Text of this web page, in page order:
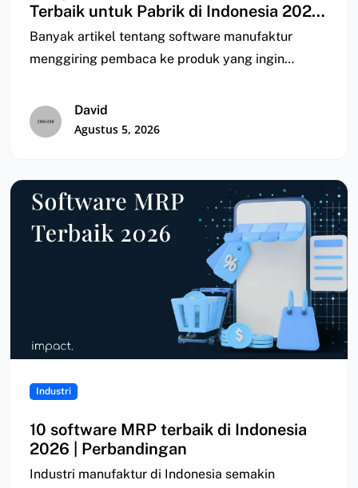
Terbaik untuk Pabrik di Indonesia 2026
| Perbandingan
Banyak artikel tentang software manufaktur
menggiring pembaca ke produk yang ingin
David
Agustus 5, 2026
Industri
10 software MRP terbaik di Indonesia
2026 | Perbandingan
Industri manufaktur di Indonesia semakin